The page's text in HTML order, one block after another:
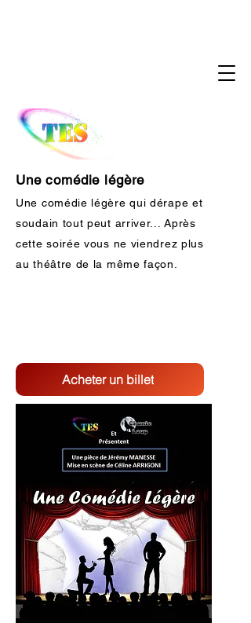
Une comédie légère
Une comédie légère qui dérape et
soudain tout peut arriver... Après
cette soirée vous ne viendrez plus
au théâtre de la même façon.
Acheter un billet